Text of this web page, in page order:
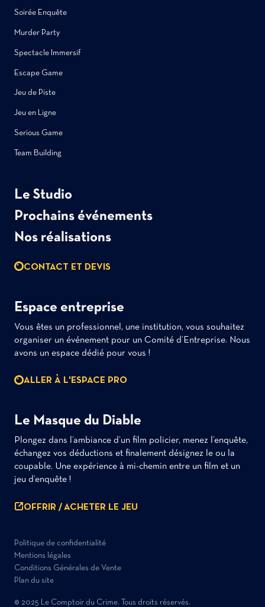
Soirée Enquête
Murder Party
Spectacle Immersif
Escape Game
Jeu de Piste
Jeu en Ligne
Serious Game
Team Building
Le Studio
Prochains événements
Nos réalisations
CONTACT ET DEVIS
Espace entreprise
Vous êtes un professionnel, une institution, vous souhaitez
organiser un événement pour un Comité d’Entreprise. Nous
avons un espace dédié pour vous !
ALLER À L'ESPACE PRO
Le Masque du Diable
Plongez dans l’ambiance d’un film policier, menez l’enquête,
échangez vos déductions et finalement désignez le ou la
coupable. Une expérience à mi-chemin entre un film et un
jeu d’enquête !
OFFRIR / ACHETER LE JEU
© 2025 Le Comptoir du Crime. Tous droits réservés.
Politique de confidentialité
Mentions légales
Conditions Générales de Vente
Plan du site